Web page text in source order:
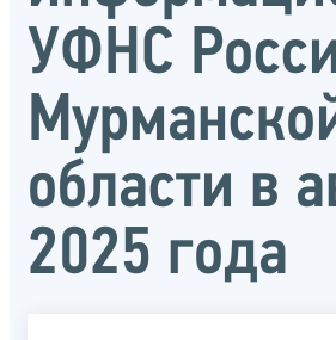
УФНС
области в
2025 года